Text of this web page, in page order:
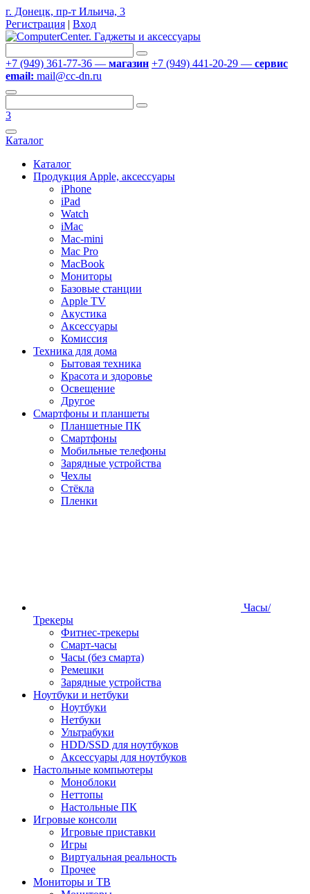
г. Донецк, пр-т Ильича, 3
Регистрация | Вход
+7 (949) 361-77-36 — магазин +7 (949) 441-20-29 — сервис
email: mail@cc-dn.ru
3
Каталог
Каталог
Продукция Apple, аксессуары
iPhone
iPad
Watch
iMac
Mac-mini
Mac Pro
MacBook
Мониторы
Базовые станции
Apple TV
Акустика
Аксессуары
Комиссия
Техника для дома
Бытовая техника
Красота и здоровье
Освещение
Другое
Смартфоны и планшеты
Планшетные ПК
Смартфоны
Мобильные телефоны
Зарядные устройства
Чехлы
Стёкла
Пленки
Часы/
Трекеры
Фитнес-трекеры
Смарт-часы
Часы (без смарта)
Ремешки
Зарядные устройства
Ноутбуки и нетбуки
Ноутбуки
Нетбуки
Ультрабуки
HDD/SSD для ноутбуков
Аксессуары для ноутбуков
Настольные компьютеры
Моноблоки
Неттопы
Настольные ПК
Игровые консоли
Игровые приставки
Игры
Виртуальная реальность
Прочее
Мониторы и ТВ